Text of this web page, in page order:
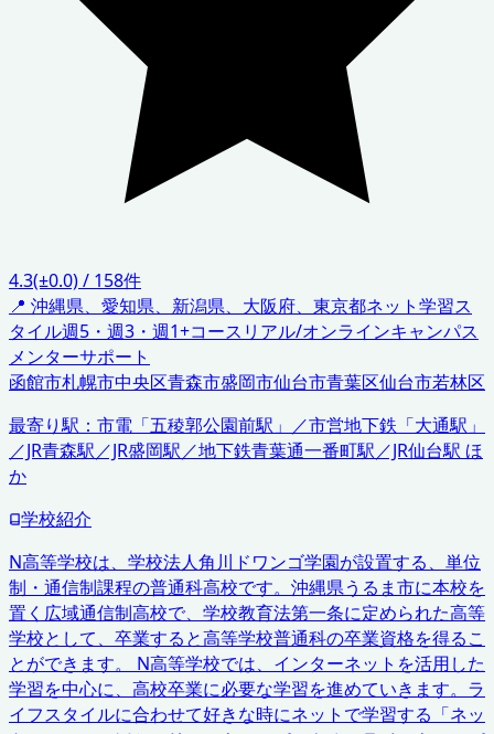
4.3(±0.0)/ 158件
📍 沖縄県、愛知県、新潟県、大阪府、東京都ネット学習ス
タイル週5・週3・週1+コース リアル/オンラインキャンパス
メンターサポート
函館市札幌市中央区青森市盛岡市仙台市青葉区仙台市若林区
最寄り駅： 市電「五稜郭公園前駅」／市営地下鉄「大通駅」
／JR青森駅／JR盛岡駅／地下鉄青葉通一番町駅／JR仙台駅 ほ
か
学校紹介
N高等学校は、学校法人角川ドワンゴ学園が設置する、単位
制・通信制課程の普通科高校です。沖縄県うるま市に本校を
置く広域通信制高校で、学校教育法第一条に定められた高等
学校として、卒業すると高等学校普通科の卒業資格を得るこ
とができます。 N高等学校では、インターネットを活用した
学習を中心に、高校卒業に必要な学習を進めていきます。ラ
イフスタイルに合わせて好きな時にネットで学習する「ネッ